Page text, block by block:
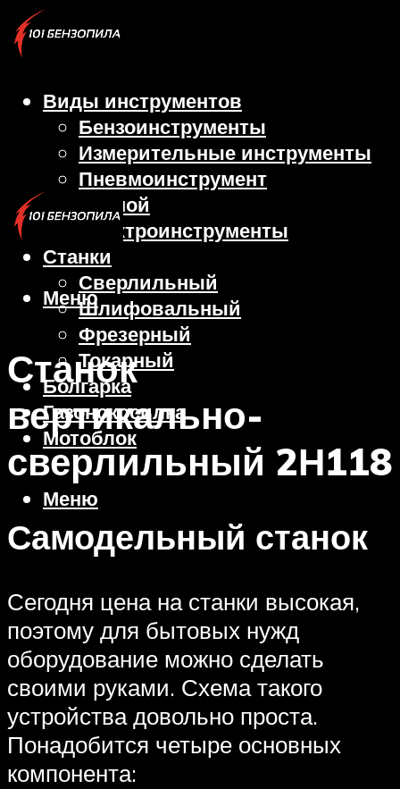
Виды инструментов
Бензоинструменты
Измерительные инструменты
Пневмоинструмент
Ручной
Электроинструменты
Станки
Сверлильный
Шлифовальный
Фрезерный
Токарный
Болгарка
Газонокосилка
Мотоблок
Меню
Меню
Станок
вертикально-
сверлильный 2Н118
Самодельный станок
Сегодня цена на станки высокая,
поэтому для бытовых нужд
оборудование можно сделать
своими руками. Схема такого
устройства довольно проста.
Понадобится четыре основных
компонента: